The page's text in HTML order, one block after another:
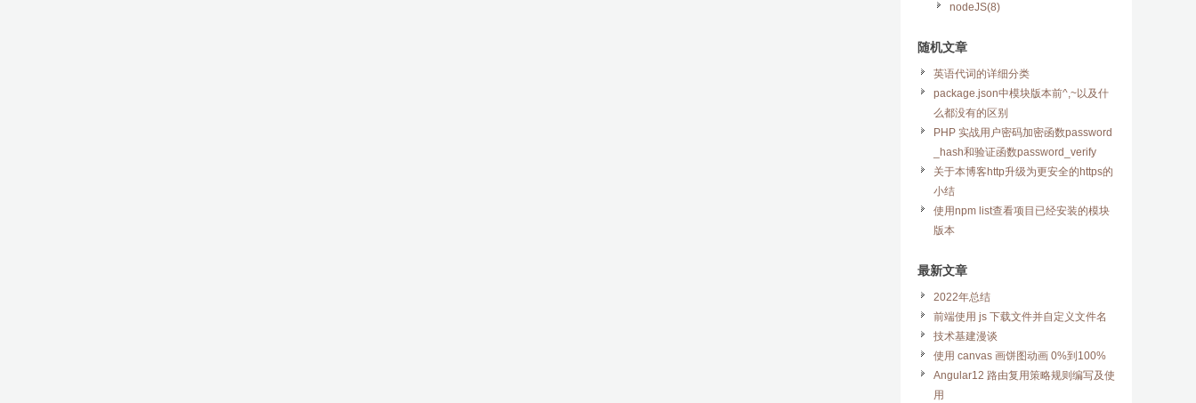
nodeJS(8)
随机文章
英语代词的详细分类
package.json中模块版本前^,~以及什
么都没有的区别
PHP 实战用户密码加密函数password
_hash和验证函数password_verify
关于本博客http升级为更安全的https的
小结
使用npm list查看项目已经安装的模块
版本
最新文章
2022年总结
前端使用 js 下载文件并自定义文件名
技术基建漫谈
使用 canvas 画饼图动画 0%到100%
Angular12 路由复用策略规则编写及使
用